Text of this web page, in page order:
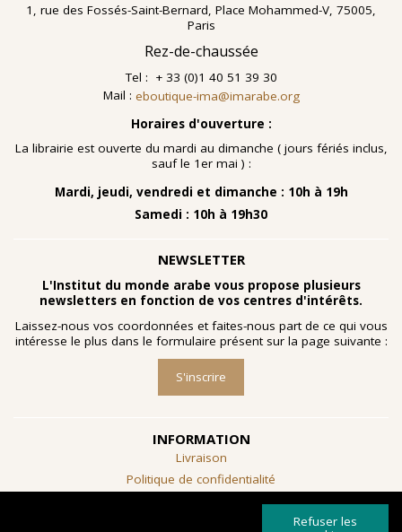
1, rue des Fossés-Saint-Bernard, Place Mohammed-V, 75005,
Paris
Rez-de-chaussée
Tel : + 33 (0)1 40 51 39 30
Mail : eboutique-ima@imarabe.org
Horaires d'ouverture :
La librairie est ouverte du mardi au dimanche ( jours fériés inclus,
sauf le 1er mai ) :
Mardi, jeudi, vendredi et dimanche : 10h à 19h
Samedi : 10h à 19h30
NEWSLETTER
L'Institut du monde arabe vous propose plusieurs
newsletters en fonction de vos centres d'intérêts.
Laissez-nous vos coordonnées et faites-nous part de ce qui vous
intéresse le plus dans le formulaire présent sur la page suivante :
S'inscrire
INFORMATION
Livraison
Politique de confidentialité
Conditions générales de vente
Refuser les